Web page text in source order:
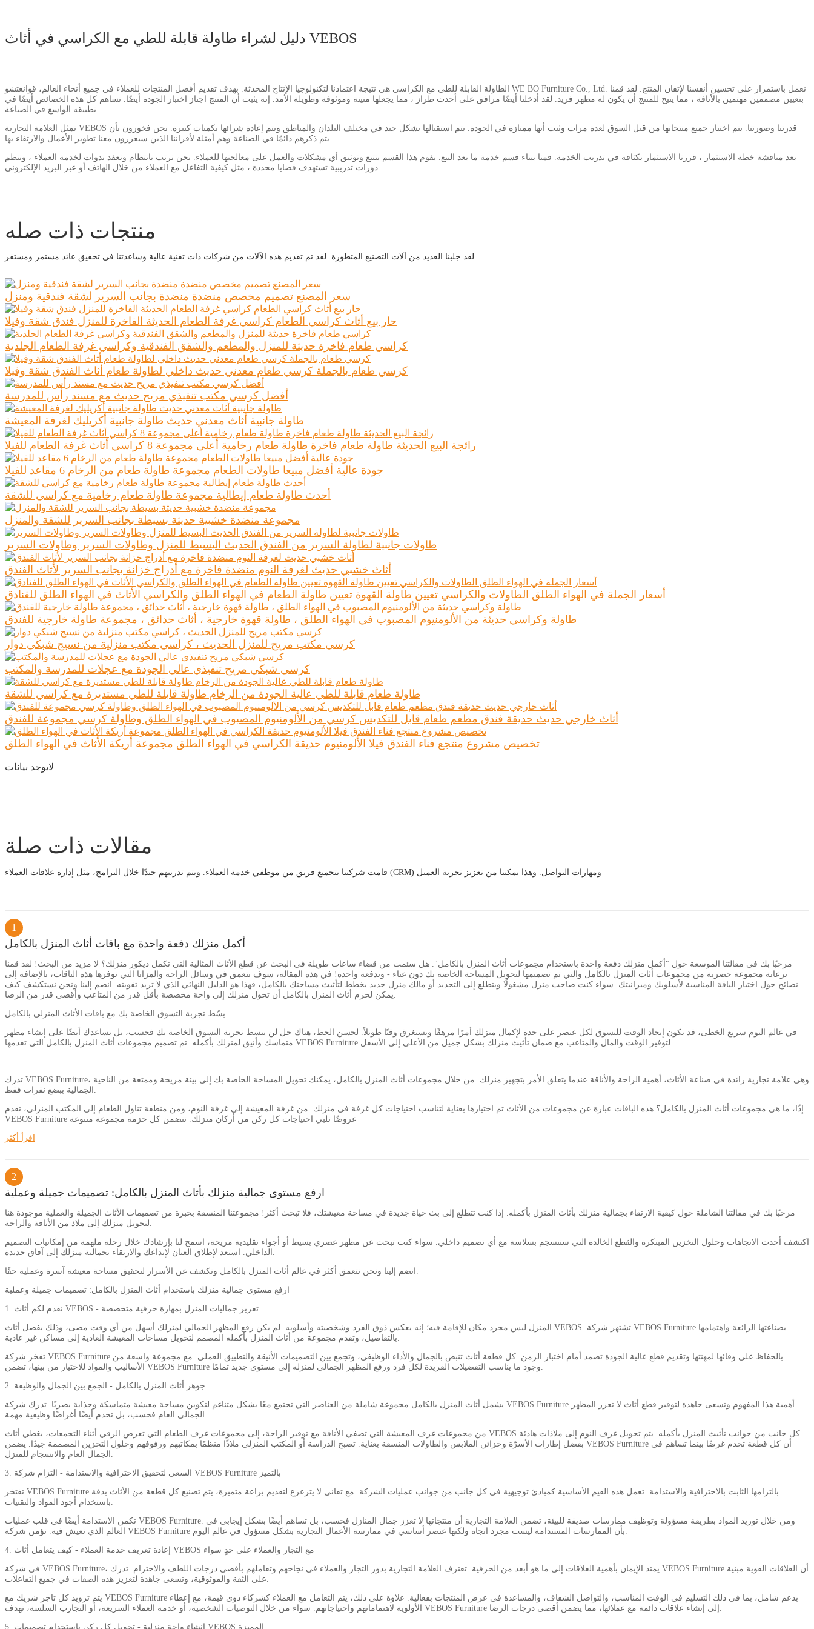
دليل لشراء طاولة قابلة للطي مع الكراسي في أثاث VEBOS
الطاولة القابلة للطي مع الكراسي هي نتيجة اعتمادنا لتكنولوجيا الإنتاج المحدثة. بهدف تقديم أفضل المنتجات للعملاء في جميع أنحاء العالم، قوانغتشو WE BO Furniture Co., Ltd. نعمل باستمرار على تحسين أنفسنا لإتقان المنتج. لقد قمنا
بتعيين مصممين مهتمين بالأناقة ، مما يتيح للمنتج أن يكون له مظهر فريد. لقد أدخلنا أيضًا مرافق على أحدث طراز ، مما يجعلها متينة وموثوقة وطويلة الأمد. إنه يثبت أن المنتج اجتاز اختبار الجودة أيضًا. تساهم كل هذه الخصائص أيضًا في
تطبيقه الواسع في الصناعة.
تمثل العلامة التجارية VEBOS قدرتنا وصورتنا. يتم اختبار جميع منتجاتها من قبل السوق لعدة مرات وثبت أنها ممتازة في الجودة. يتم استقبالها بشكل جيد في مختلف البلدان والمناطق ويتم إعادة شرائها بكميات كبيرة. نحن فخورون بأن
يتم ذكرهم دائمًا في الصناعة وهم أمثلة لأقراننا الذين سيعززون معنا تطوير الأعمال والارتقاء بها.
بعد مناقشة خطة الاستثمار ، قررنا الاستثمار بكثافة في تدريب الخدمة. قمنا ببناء قسم خدمة ما بعد البيع. يقوم هذا القسم بتتبع وتوثيق أي مشكلات والعمل على معالجتها للعملاء. نحن نرتب بانتظام ونعقد ندوات لخدمة العملاء ، وننظم
دورات تدريبية تستهدف قضايا محددة ، مثل كيفية التفاعل مع العملاء من خلال الهاتف أو عبر البريد الإلكتروني.
منتجات ذات صله
لقد جلبنا العديد من آلات التصنيع المتطورة. لقد تم تقديم هذه الآلات من شركات ذات تقنية عالية وساعدتنا في تحقيق عائد مستمر ومستقر
سعر المصنع تصميم مخصص منضدة منضدة بجانب السرير لشقة فندقية ومنزل
حار بيع أثاث كراسي الطعام كراسي غرفة الطعام الحديثة الفاخرة للمنزل فندق شقة وفيلا
كراسي طعام فاخرة حديثة للمنزل والمطعم والشقق الفندقية وكراسي غرفة الطعام الجلدية
كرسي طعام بالجملة كرسي طعام معدني حديث داخلي لطاولة طعام أثاث الفندق شقة وفيلا
أفضل كرسي مكتب تنفيذي مريح حديث مع مسند رأس للمدرسة
طاولة جانبية أثاث معدني حديث طاولة جانبية أكريليك لغرفة المعيشة
رائجة البيع الحديثة طاولة طعام فاخرة طاولة طعام رخامية أعلى مجموعة 8 كراسي أثاث غرفة الطعام للفيلا
جودة عالية أفضل مبيعا طاولات الطعام مجموعة طاولة طعام من الرخام 6 مقاعد للفيلا
أحدث طاولة طعام إيطالية مجموعة طاولة طعام رخامية مع كراسي للشقة
مجموعة منضدة خشبية حديثة بسيطة بجانب السرير للشقة والمنزل
طاولات جانبية لطاولة السرير من الفندق الحديث البسيط للمنزل وطاولات السرير وطاولات السرير
أثاث خشبي حديث لغرفة النوم منضدة فاخرة مع أدراج خزانة بجانب السرير لأثاث الفندق
أسعار الجملة في الهواء الطلق الطاولات والكراسي تعيين طاولة القهوة تعيين طاولة الطعام في الهواء الطلق والكراسي الأثاث في الهواء الطلق للفنادق
طاولة وكراسي حديثة من الألومنيوم المصبوب في الهواء الطلق ، طاولة قهوة خارجية ، أثاث حدائق ، مجموعة طاولة خارجية للفندق
كرسي مكتب مريح للمنزل الحديث ، كراسي مكتب منزلية من نسيج شبكي دوار
كرسي شبكي مريح تنفيذي عالي الجودة مع عجلات للمدرسة والمكتب
طاولة طعام قابلة للطي عالية الجودة من الرخام طاولة قابلة للطي مستديرة مع كراسي للشقة
أثاث خارجي حديث حديقة فندق مطعم طعام قابل للتكديس كرسي من الألومنيوم المصبوب في الهواء الطلق وطاولة كرسي مجموعة للفندق
تخصيص مشروع منتجع فناء الفندق فيلا الألومنيوم حديقة الكراسي في الهواء الطلق مجموعة أريكة الأثاث في الهواء الطلق
لايوجد بيانات
مقالات ذات صلة
قامت شركتنا بتجميع فريق من موظفي خدمة العملاء. ويتم تدريبهم جيدًا خلال البرامج، مثل إدارة علاقات العملاء (CRM) ومهارات التواصل. وهذا يمكننا من تعزيز تجربة العميل
1
أكمل منزلك دفعة واحدة مع باقات أثاث المنزل بالكامل
مرحبًا بك في مقالتنا الموسعة حول "أكمل منزلك دفعة واحدة باستخدام مجموعات أثاث المنزل بالكامل". هل سئمت من قضاء ساعات طويلة في البحث عن قطع الأثاث المثالية التي تكمل ديكور منزلك؟ لا مزيد من البحث! لقد قمنا
برعاية مجموعة حصرية من مجموعات أثاث المنزل بالكامل والتي تم تصميمها لتحويل المساحة الخاصة بك دون عناء - وبدفعة واحدة! في هذه المقالة، سوف نتعمق في وسائل الراحة والمزايا التي توفرها هذه الباقات، بالإضافة إلى
نصائح حول اختيار الباقة المناسبة لأسلوبك وميزانيتك. سواء كنت صاحب منزل مشغولًا ويتطلع إلى التجديد أو مالك منزل جديد يخطط لتأثيث مساحتك بالكامل، فهذا هو الدليل النهائي الذي لا تريد تفويته. انضم إلينا ونحن نستكشف كيف
يمكن لحزم أثاث المنزل بالكامل أن تحول منزلك إلى واحة مخصصة بأقل قدر من المتاعب وأقصى قدر من الرضا.
بسّط تجربة التسوق الخاصة بك مع باقات الأثاث المنزلي بالكامل
في عالم اليوم سريع الخطى، قد يكون إيجاد الوقت للتسوق لكل عنصر على حدة لإكمال منزلك أمرًا مرهقًا ويستغرق وقتًا طويلاً. لحسن الحظ، هناك حل لن يبسط تجربة التسوق الخاصة بك فحسب، بل يساعدك أيضًا على إنشاء مظهر
متماسك وأنيق لمنزلك بأكمله. تم تصميم مجموعات أثاث المنزل بالكامل التي تقدمها VEBOS Furniture لتوفير الوقت والمال والمتاعب مع ضمان تأثيث منزلك بشكل جميل من الأعلى إلى الأسفل.
تدرك VEBOS Furniture، وهي علامة تجارية رائدة في صناعة الأثاث، أهمية الراحة والأناقة عندما يتعلق الأمر بتجهيز منزلك. من خلال مجموعات أثاث المنزل بالكامل، يمكنك تحويل المساحة الخاصة بك إلى بيئة مريحة وممتعة من الناحية
الجمالية ببضع نقرات فقط.
إذًا، ما هي مجموعات أثاث المنزل بالكامل؟ هذه الباقات عبارة عن مجموعات من الأثاث تم اختيارها بعناية لتناسب احتياجات كل غرفة في منزلك. من غرفة المعيشة إلى غرفة النوم، ومن منطقة تناول الطعام إلى المكتب المنزلي، تقدم
VEBOS Furniture عروضًا تلبي احتياجات كل ركن من أركان منزلك. تتضمن كل حزمة مجموعة متنوعة
اقرأ أكثر
2
ارفع مستوى جمالية منزلك بأثاث المنزل بالكامل: تصميمات جميلة وعملية
مرحبًا بك في مقالتنا الشاملة حول كيفية الارتقاء بجمالية منزلك بأثاث المنزل بأكمله. إذا كنت تتطلع إلى بث حياة جديدة في مساحة معيشتك، فلا تبحث أكثر! مجموعتنا المنسقة بخبرة من تصميمات الأثاث الجميلة والعملية موجودة هنا
لتحويل منزلك إلى ملاذ من الأناقة والراحة.
اكتشف أحدث الاتجاهات وحلول التخزين المبتكرة والقطع الخالدة التي ستنسجم بسلاسة مع أي تصميم داخلي. سواء كنت تبحث عن مظهر عصري بسيط أو أجواء تقليدية مريحة، اسمح لنا بإرشادك خلال رحلة ملهمة من إمكانيات التصميم
الداخلي. استعد لإطلاق العنان لإبداعك والارتقاء بجمالية منزلك إلى آفاق جديدة.
انضم إلينا ونحن نتعمق أكثر في عالم أثاث المنزل بالكامل ونكشف عن الأسرار لتحقيق مساحة معيشة آسرة وعملية حقًا.
ارفع مستوى جمالية منزلك باستخدام أثاث المنزل بالكامل: تصميمات جميلة وعملية
1. نقدم لكم أثاث VEBOS - تعزيز جماليات المنزل بمهارة حرفية متخصصة
المنزل ليس مجرد مكان للإقامة فيه؛ إنه يعكس ذوق الفرد وشخصيته وأسلوبه. لم يكن رفع المظهر الجمالي لمنزلك أسهل من أي وقت مضى، وذلك بفضل أثاث VEBOS. تشتهر شركة VEBOS Furniture بصناعتها الرائعة واهتمامها
بالتفاصيل، وتقدم مجموعة من أثاث المنزل بأكمله المصمم لتحويل مساحات المعيشة العادية إلى مساكن غير عادية.
تفخر شركة VEBOS Furniture بالحفاظ على وفائها لمهنتها وتقديم قطع عالية الجودة تصمد أمام اختبار الزمن. كل قطعة أثاث تنبض بالجمال والأداء الوظيفي، وتجمع بين التصميمات الأنيقة والتطبيق العملي. مع مجموعة واسعة من
الأساليب والمواد للاختيار من بينها، تضمن VEBOS Furniture وجود ما يناسب التفضيلات الفريدة لكل فرد ورفع المظهر الجمالي لمنزله إلى مستوى جديد تمامًا.
2. جوهر أثاث المنزل بالكامل - الجمع بين الجمال والوظيفة
يشمل أثاث المنزل بالكامل مجموعة شاملة من العناصر التي تجتمع معًا بشكل متناغم لتكوين مساحة معيشة متماسكة وجذابة بصريًا. تدرك شركة VEBOS Furniture أهمية هذا المفهوم وتسعى جاهدة لتوفير قطع أثاث لا تعزز المظهر
الجمالي العام فحسب، بل تخدم أيضًا أغراضًا وظيفية مهمة.
من مجموعات غرف المعيشة التي تضفي الأناقة مع توفير الراحة، إلى مجموعات غرف الطعام التي تعرض الرقي أثناء التجمعات، يغطي أثاث VEBOS كل جانب من جوانب تأثيث المنزل بأكمله. يتم تحويل غرف النوم إلى ملاذات هادئة
بفضل إطارات الأسرّة وخزائن الملابس والطاولات المنسقة بعناية. تصبح الدراسة أو المكتب المنزلي ملاذًا منظمًا بمكاتبهم ورفوفهم وحلول التخزين المصممة جيدًا. يضمن VEBOS Furniture أن كل قطعة تخدم غرضًا بينما تساهم في
الجمال العام والانسجام للمنزل.
3. السعي لتحقيق الاحترافية والاستدامة - التزام شركة VEBOS Furniture بالتميز
تفتخر VEBOS Furniture بالتزامها الثابت بالاحترافية والاستدامة. تعمل هذه القيم الأساسية كمبادئ توجيهية في كل جانب من جوانب عمليات الشركة. مع تفاني لا يتزعزع لتقديم براعة متميزة، يتم تصنيع كل قطعة من الأثاث بدقة
باستخدام أجود المواد والتقنيات.
تكمن الاستدامة أيضًا في قلب عمليات VEBOS Furniture. ومن خلال توريد المواد بطريقة مسؤولة وتوظيف ممارسات صديقة للبيئة، تضمن العلامة التجارية أن منتجاتها لا تعزز جمال المنازل فحسب، بل تساهم أيضًا بشكل إيجابي في
العالم الذي نعيش فيه. تؤمن شركة VEBOS Furniture بأن الممارسات المستدامة ليست مجرد اتجاه ولكنها عنصر أساسي في ممارسة الأعمال التجارية بشكل مسؤول في عالم اليوم.
4. إعادة تعريف خدمة العملاء - كيف يتعامل أثاث VEBOS مع التجار والعملاء على حدٍ سواء
في شركة VEBOS Furniture، يمتد الإيمان بأهمية العلاقات إلى ما هو أبعد من الحرفية. تعترف العلامة التجارية بدور التجار والعملاء في نجاحهم وتعاملهم بأقصى درجات اللطف والاحترام. تدرك VEBOS Furniture أن العلاقات القوية مبنية
على الثقة والموثوقية، وتسعى جاهدة لتعزيز هذه الصفات في جميع التفاعلات.
يتم تزويد كل تاجر شريك مع VEBOS Furniture بدعم شامل، بما في ذلك التسليم في الوقت المناسب، والتواصل الشفاف، والمساعدة في عرض المنتجات بفعالية. علاوة على ذلك، يتم التعامل مع العملاء كشركاء ذوي قيمة، مع إعطاء
الأولوية لاهتماماتهم واحتياجاتهم. سواء من خلال التوصيات الشخصية، أو خدمة العملاء السريعة، أو التجارب السلسة، تهدف VEBOS Furniture إلى إنشاء علاقات دائمة مع عملائها، مما يضمن أقصى درجات الرضا.
5. إنشاء واحة منزلية - تحويل كل ركن باستخدام تصميمات VEBOS المميزة